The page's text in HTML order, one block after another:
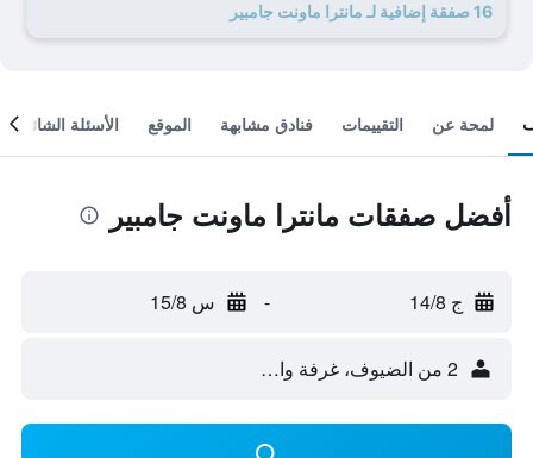
16 صفقة إضافية لـ مانترا ماونت جامبير
لمحة عن التقييمات فنادق مشابهة الموقع الأسئلة الشائعة
أفضل صفقات مانترا ماونت جامبير
ج 14/8 - س 15/8
2 من الضيوف، غرفة واحدة